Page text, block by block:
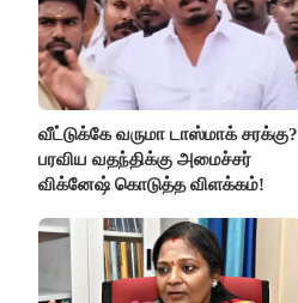
வீட்டுக்கே வருமா டாஸ்மாக் சரக்கு?
பரவிய வதந்திக்கு அமைச்சர்
விக்னேஷ் கொடுத்த விளக்கம்!